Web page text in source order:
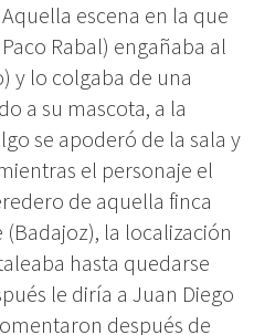
escena en la que
Rabal) engañaba al
y lo colgaba de una
a su mascota, a la
se apoderó de la sala y
el personaje el
de aquella finca
la localización
hasta quedarse
le diría a Juan Diego
después de